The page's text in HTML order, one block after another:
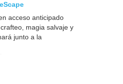
acceso anticipado
magia salvaje y
junto a la